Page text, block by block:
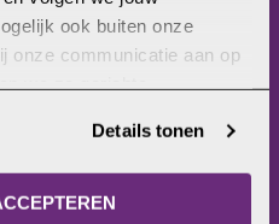
ook buiten onze
onze communicatie aan op
we zo gerichte
ook altijd wijzigen
of intrekken. Meer uitleg vind je in onze
Details tonen